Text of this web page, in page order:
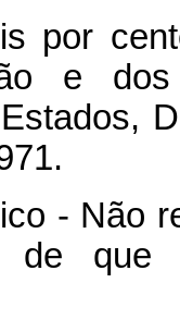
cento)
e
- Não
de